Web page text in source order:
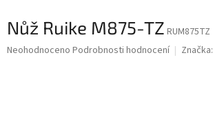
Nůž Ruike M875-TZ RUM875TZ
Průměrné
Neohodnoceno Podrobnosti hodnocení Značka: